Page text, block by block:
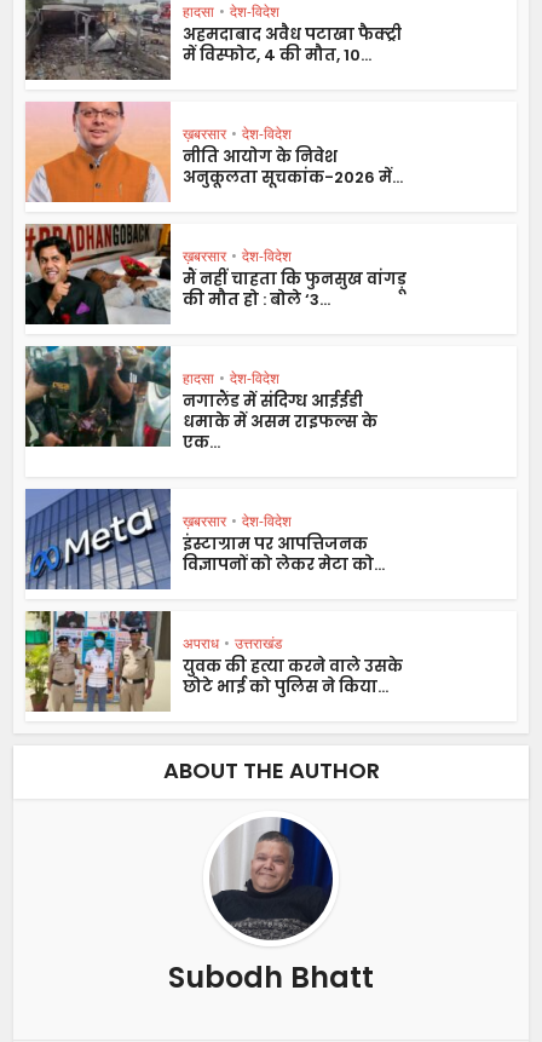
हादसा • देश-विदेश
अहमदाबाद अवैध पटाखा फैक्ट्री
में विस्फोट, 4 की मौत, 10...
ख़बरसार • देश-विदेश
नीति आयोग के निवेश
अनुकूलता सूचकांक-2026 में...
ख़बरसार • देश-विदेश
मैं नहीं चाहता कि फुनसुख वांगड़ू
की मौत हो : बोले ‘3...
हादसा • देश-विदेश
नगालैंड में संदिग्ध आईईडी
धमाके में असम राइफल्स के
एक...
ख़बरसार • देश-विदेश
इंस्टाग्राम पर आपत्तिजनक
विज्ञापनों को लेकर मेटा को...
अपराध • उत्तराखंड
युवक की हत्या करने वाले उसके
छोटे भाई को पुलिस ने किया...
ABOUT THE AUTHOR
Subodh Bhatt